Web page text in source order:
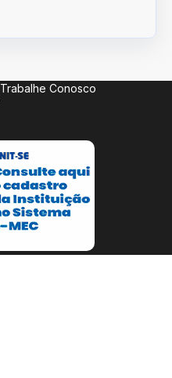
Trabalhe Conosco